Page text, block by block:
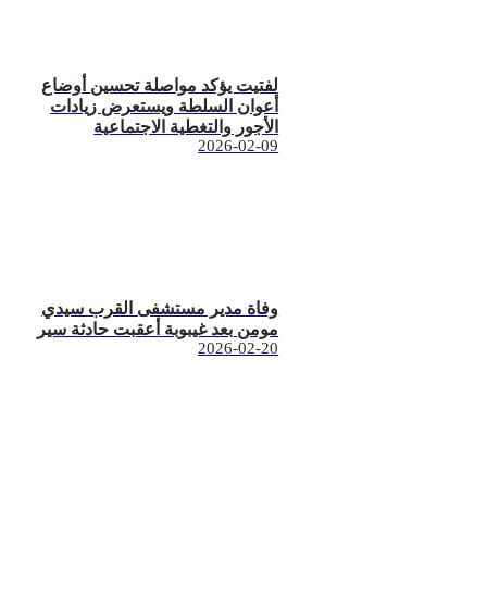
لفتيت يؤكد مواصلة تحسين أوضاع
أعوان السلطة ويستعرض زيادات
الأجور والتغطية الاجتماعية
2026-02-09
وفاة مدير مستشفى القرب سيدي
مومن بعد غيبوبة أعقبت حادثة سير
2026-02-20